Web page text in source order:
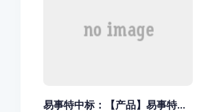
易事特中标：【产品】易事特...